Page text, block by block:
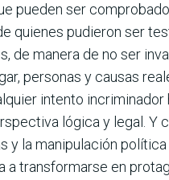
pueden ser
quienes pudieron ser
de manera de no ser
personas y causas
intento
lógica y legal.
y la manipulación
a transformarse en